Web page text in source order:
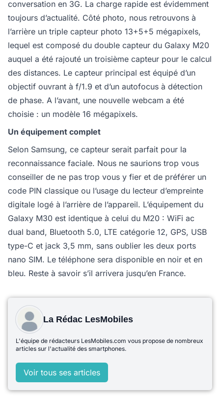
conversation en 3G. La charge rapide est évidemment
toujours d’actualité. Côté photo, nous retrouvons à
l’arrière un triple capteur photo 13+5+5 mégapixels,
lequel est composé du double capteur du Galaxy M20
auquel a été rajouté un troisième capteur pour le calcul
des distances. Le capteur principal est équipé d’un
objectif ouvrant à f/1.9 et d’un autofocus à détection
de phase. A l’avant, une nouvelle webcam a été
choisie : un modèle 16 mégapixels.
Un équipement complet
Selon Samsung, ce capteur serait parfait pour la
reconnaissance faciale. Nous ne saurions trop vous
conseiller de ne pas trop vous y fier et de préférer un
code PIN classique ou l’usage du lecteur d’empreinte
digitale logé à l’arrière de l’appareil. L’équipement du
Galaxy M30 est identique à celui du M20 : WiFi ac
dual band, Bluetooth 5.0, LTE catégorie 12, GPS, USB
type-C et jack 3,5 mm, sans oublier les deux ports
nano SIM. Le téléphone sera disponible en noir et en
bleu. Reste à savoir s’il arrivera jusqu’en France.
La Rédac LesMobiles
L'équipe de rédacteurs LesMobiles.com vous propose de nombreux
articles sur l'actualité des smartphones.
Voir tous ses articles